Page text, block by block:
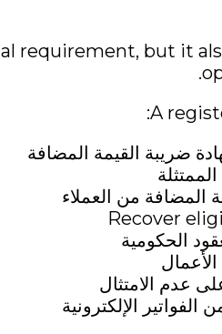
requirement, but it
A
ضريبة القيمة المضافة
المضافة من العملاء
Recover
الحكومية
عدم الامتثال
الفواتير الإلكترونية